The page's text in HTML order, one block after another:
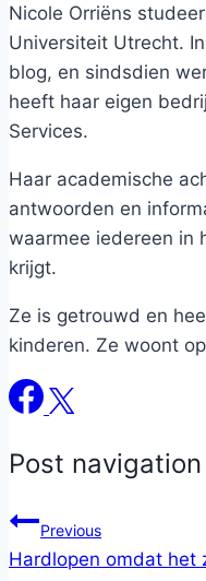
Nicole Orriëns
Universiteit Utrecht.
blog, en sindsdien
heeft haar eigen
Services.
Haar academische
antwoorden en
waarmee iedereen in
krijgt.
Ze is getrouwd en
kinderen. Ze woont
Post navigation
Previous
Hardlopen omdat het